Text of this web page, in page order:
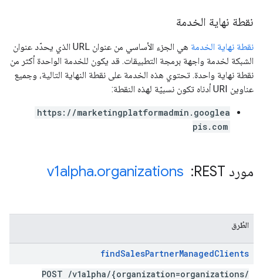
نقطة نهاية الخدمة
نقطة نهاية الخدمة
هي الجزء الأساسي من عنوان URL الذي يحدّد عنوان
الشبكة لخدمة واجهة برمجة التطبيقات. قد يكون للخدمة الواحدة أكثر من
نقطة نهاية واحدة. تحتوي هذه الخدمة على نقطة النهاية التالية، وجميع
عناوين URI أدناه تكون نسبيّة لهذه النقطة:
https://marketingplatformadmin.googlea
pis.com
مورد REST: ‏ v1alpha.organizations
الطُرق
findSalesPartnerManagedClients
POST /v1alpha/{organization=organizations/